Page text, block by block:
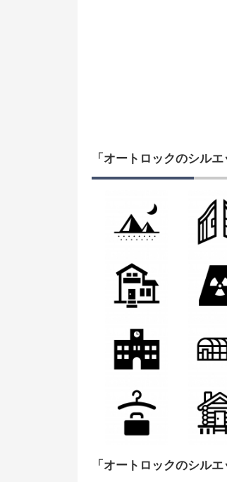
「オートロックのシル
「オートロックのシル